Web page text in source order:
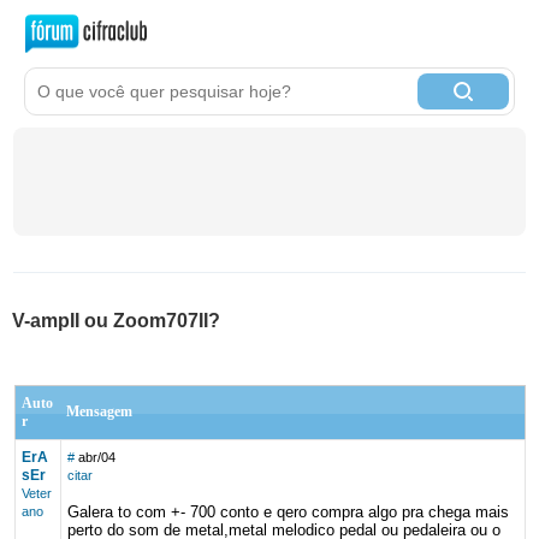
V-ampII ou Zoom707II?
Auto
r
Mensagem
ErA
sEr
Veter
ano
# abr/04
citar
Galera to com +- 700 conto e qero compra algo pra chega mais
perto do som de metal,metal melodico pedal ou pedaleira ou o